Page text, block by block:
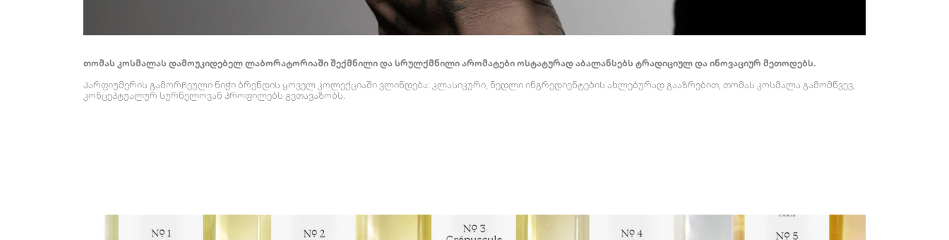
თომას კოსმალას დამოუკიდებელ ლაბორატორიაში შექმნილი და სრულქმნილი არომატები ოსტატურად აბალანსებს ტრადიციულ და ინოვაციურ მეთოდებს.
პარფიუმერის გამორჩეული ნიჭი ბრენდის ყოველ კოლექციაში ვლინდება: კლასიკური, ნედლი ინგრედიენტების ახლებურად გააზრებით, თომას კოსმალა გამომწვევ,
კონცეპტუალურ სურნელოვან პროფილებს გვთავაზობს.